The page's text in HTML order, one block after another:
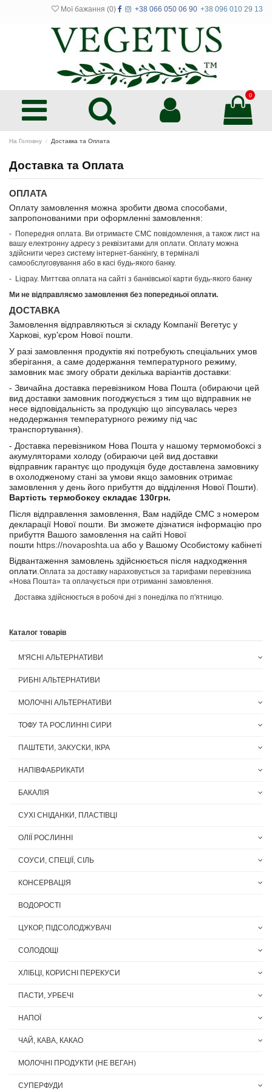
Мої бажання (0) +38 066 050 06 90 +38 096 010 29 13
0
На Головну Доставка та Оплата
Доставка та Оплата
ОПЛАТА
Оплату замовлення можна зробити двома способами,
запропонованими при оформленні замовлення:
- Попередня оплата. Ви отримаєте СМС повідомлення, а також лист на
вашу електронну адресу з реквізитами для оплати. Оплату можна
здійснити через систему інтернет-банкінгу, в терміналі
самообслуговування або в касі будь-якого банку.
- Liqpay. Миттєва оплата на сайті з банківської карти будь-якого банку
Ми не відправляємо замовлення без попередньої оплати.
ДОСТАВКА
Замовлення відправляються зі складу Компанії Вегетус у
Харкові, кур'єром Нової пошти.
У разі замовлення продуктів які потребують спеціальних умов
зберігання, а саме додержання температурного режиму,
замовник має змогу обрати декілька варіантів доставки:
- Звичайна доставка перевізником Нова Пошта (обираючи цей
вид доставки замовник погоджується з тим що відправник не
несе відповідальність за продукцію що зіпсувалась через
недодержання температурного режиму під час
транспортування).
- Доставка перевізником Нова Пошта у нашому термомобоксі з
акумуляторами холоду (обираючи цей вид доставки
відправник гарантує що продукція буде доставлена замовнику
в охолодженому стані за умови якщо замовник отримає
замовлення у день його прибуття до відділення Нової Пошти).
Вартість термобоксу складає 130грн.
Після відправлення замовлення, Вам надійде СМС з номером
декларації Нової пошти. Ви зможете дізнатися інформацію про
прибуття Вашого замовлення на сайті Нової
пошти https://novaposhta.ua або у Вашому Особистому кабінеті
Відвантаження замовлень здійснюється після надходження
оплати.Оплата за доставку нараховується за тарифами перевізника
«Нова Пошта» та оплачується при отриманні замовлення.
Доставка здійснюється в робочі дні з понеділка по п'ятницю.
Каталог товарів
М'ЯСНІ АЛЬТЕРНАТИВИ
РИБНІ АЛЬТЕРНАТИВИ
МОЛОЧНІ АЛЬТЕРНАТИВИ
ТОФУ ТА РОСЛИННІ СИРИ
ПАШТЕТИ, ЗАКУСКИ, ІКРА
НАПІВФАБРИКАТИ
БАКАЛІЯ
СУХІ СНІДАНКИ, ПЛАСТІВЦІ
ОЛІЇ РОСЛИННІ
СОУСИ, СПЕЦІЇ, СІЛЬ
КОНСЕРВАЦІЯ
ВОДОРОСТІ
ЦУКОР, ПІДСОЛОДЖУВАЧІ
СОЛОДОЩІ
ХЛІБЦІ, КОРИСНІ ПЕРЕКУСИ
ПАСТИ, УРБЕЧІ
НАПОЇ
ЧАЙ, КАВА, КАКАО
МОЛОЧНІ ПРОДУКТИ (НЕ ВЕГАН)
СУПЕРФУДИ